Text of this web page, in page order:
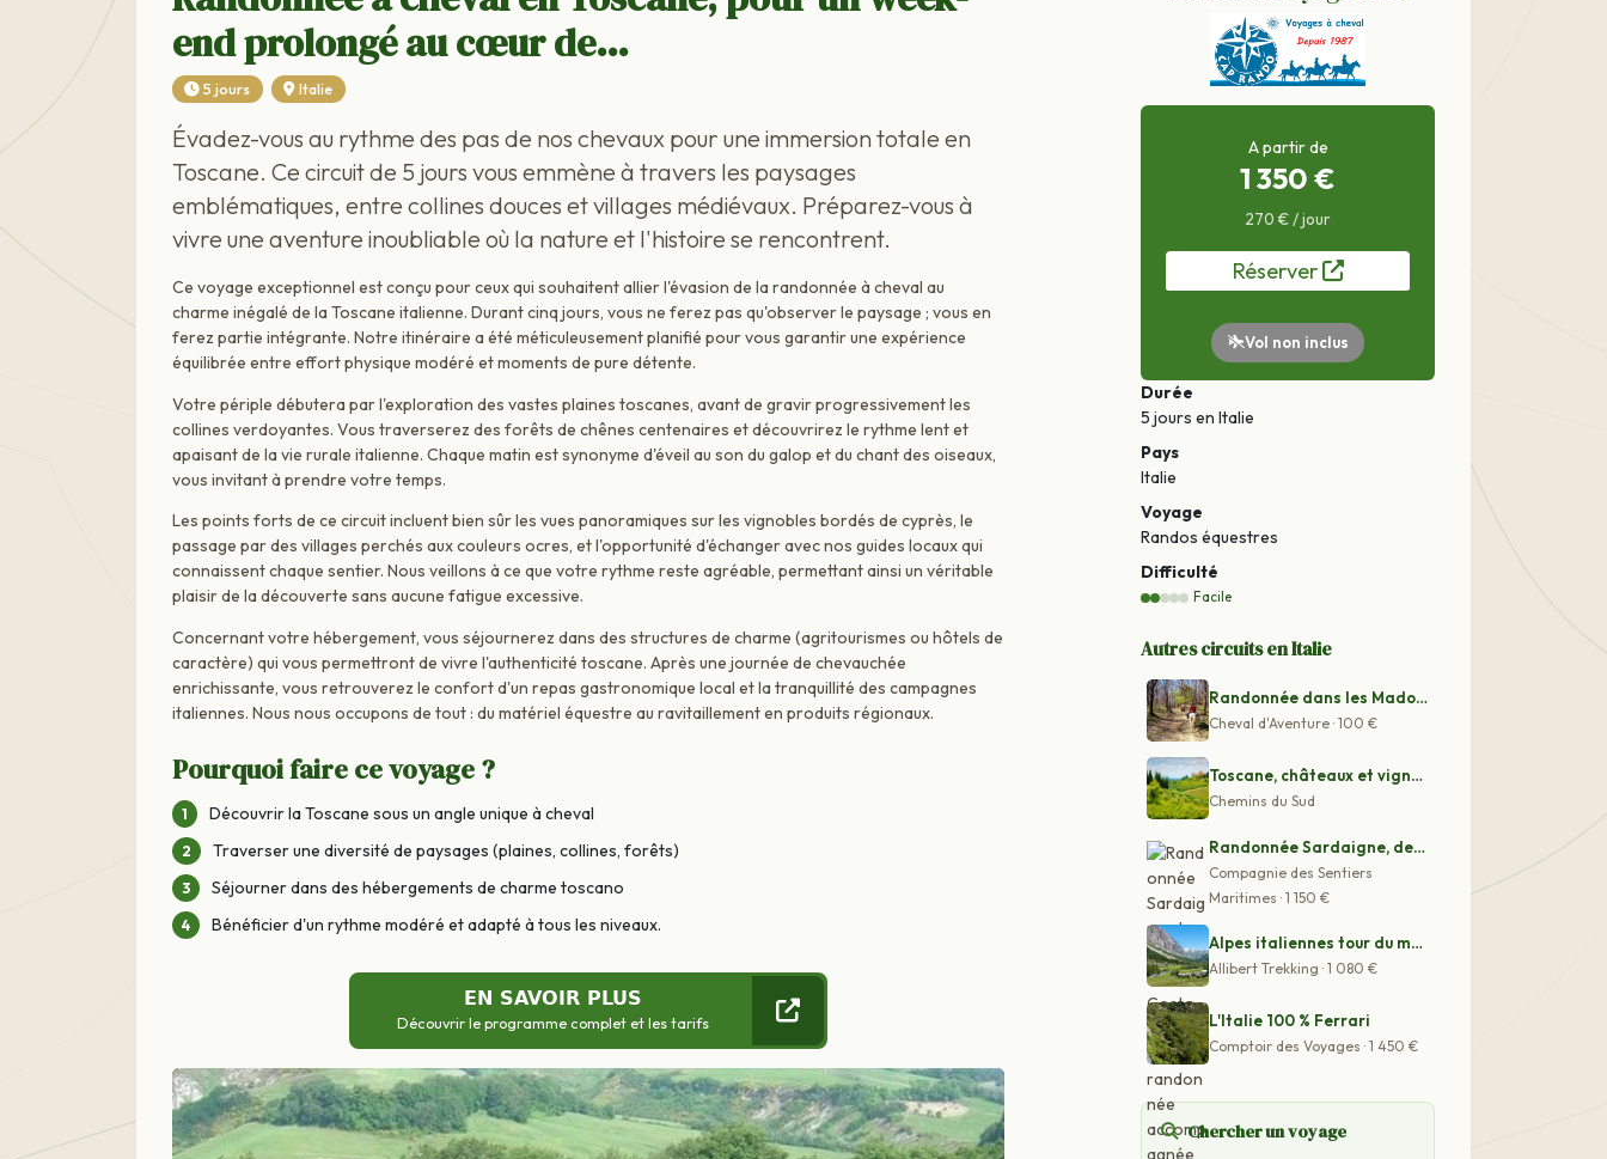
end prolongé au cœur de…
5 jours Italie
Évadez-vous au rythme des pas de nos chevaux pour une immersion totale en
Toscane. Ce circuit de 5 jours vous emmène à travers les paysages
emblématiques, entre collines douces et villages médiévaux. Préparez-vous à
vivre une aventure inoubliable où la nature et l'histoire se rencontrent.
Ce voyage exceptionnel est conçu pour ceux qui souhaitent allier l'évasion de la randonnée à cheval au
charme inégalé de la Toscane italienne. Durant cinq jours, vous ne ferez pas qu'observer le paysage ; vous en
ferez partie intégrante. Notre itinéraire a été méticuleusement planifié pour vous garantir une expérience
équilibrée entre effort physique modéré et moments de pure détente.
Votre périple débutera par l'exploration des vastes plaines toscanes, avant de gravir progressivement les
collines verdoyantes. Vous traverserez des forêts de chênes centenaires et découvrirez le rythme lent et
apaisant de la vie rurale italienne. Chaque matin est synonyme d'éveil au son du galop et du chant des oiseaux,
vous invitant à prendre votre temps.
Les points forts de ce circuit incluent bien sûr les vues panoramiques sur les vignobles bordés de cyprès, le
passage par des villages perchés aux couleurs ocres, et l'opportunité d'échanger avec nos guides locaux qui
connaissent chaque sentier. Nous veillons à ce que votre rythme reste agréable, permettant ainsi un véritable
plaisir de la découverte sans aucune fatigue excessive.
Concernant votre hébergement, vous séjournerez dans des structures de charme (agritourismes ou hôtels de
caractère) qui vous permettront de vivre l'authenticité toscane. Après une journée de chevauchée
enrichissante, vous retrouverez le confort d'un repas gastronomique local et la tranquillité des campagnes
italiennes. Nous nous occupons de tout : du matériel équestre au ravitaillement en produits régionaux.
Pourquoi faire ce voyage ?
Découvrir la Toscane sous un angle unique à cheval
Traverser une diversité de paysages (plaines, collines, forêts)
Séjourner dans des hébergements de charme toscano
Bénéficier d'un rythme modéré et adapté à tous les niveaux.
EN SAVOIR PLUS
Découvrir le programme complet et les tarifs
A partir de
1 350 €
270 € / jour
Réserver
Vol non inclus
Durée
5 jours en Italie
Pays
Italie
Voyage
Randos équestres
Difficulté
Facile
Autres circuits en Italie
Randonnée dans les Madonies
Cheval d'Aventure · 100 €
Toscane, châteaux et vignobles du Chianti
Chemins du Sud
Randonnée Sardaigne, des «nuraghe» à la Costa Verde : S
Compagnie des Sentiers
Maritimes · 1 150 €
Alpes italiennes tour du mont blanc avec un ane
Allibert Trekking · 1 080 €
L'Italie 100 % Ferrari
Comptoir des Voyages · 1 450 €
Chercher un voyage